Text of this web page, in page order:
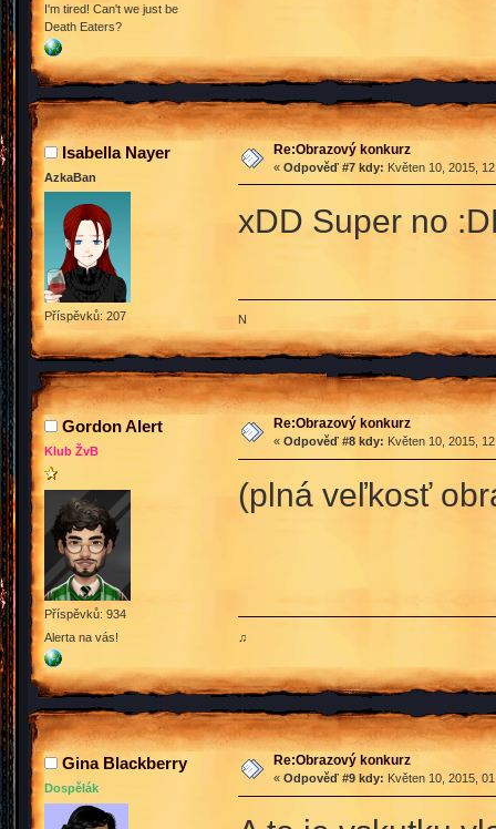
I'm tired! Can't we just be
Death Eaters?
Isabella Nayer
AzkaBan
Příspěvků: 207
Re:Obrazový konkurz
« Odpověď #7 kdy: Květen 10, 2015,
xDD Super no
N
Gordon Alert
Klub ŽvB
Příspěvků: 934
Alerta na vás!
Re:Obrazový konkurz
« Odpověď #8 kdy: Květen 10, 2015,
(plná veľkosť
♫
Gina Blackberry
Dospělák
Re:Obrazový konkurz
« Odpověď #9 kdy: Květen 10, 2015,